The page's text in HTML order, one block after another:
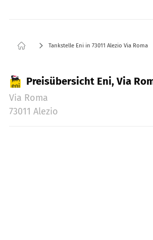
Tankstelle Eni in 73011 Alezio Via Roma
Preisübersicht Eni, Via
Via Roma
73011 Alezio